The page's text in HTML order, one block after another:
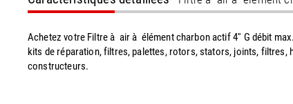
Achetez votre Filtre à air à élément charbon actif 4'' G débit
kits de réparation, filtres, palettes, rotors, stators, joints, filtres,
constructeurs.